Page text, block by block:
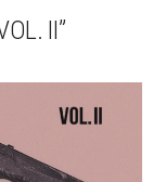
II”